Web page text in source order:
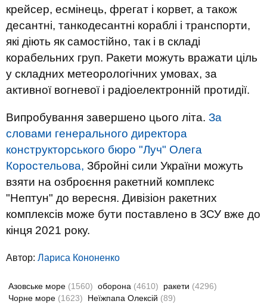
крейсер, есмінець, фрегат і корвет, а також
десантні, танкодесантні кораблі і транспорти,
які діють як самостійно, так і в складі
корабельних груп. Ракети можуть вражати ціль
у складних метеорологічних умовах, за
активної вогневої і радіоелектронній протидії.
Випробування завершено цього літа. За
словами генерального директора
конструкторського бюро "Луч" Олега
Коростельова, Збройні сили України можуть
взяти на озброєння ракетний комплекс
"Нептун" до вересня. Дивізіон ракетних
комплексів може бути поставлено в ЗСУ вже до
кінця 2021 року.
Автор: Лариса Кононенко
Азовське море (1560) оборона (4610) ракети (4296)
Чорне море (1623) Неїжпапа Олексій (89)